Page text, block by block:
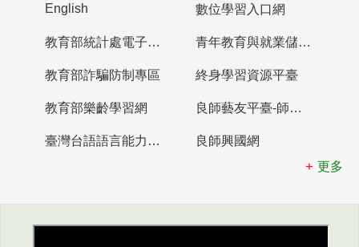
English 數位學習入口網
教育部統計處電子書櫃 青年教育與就業儲蓄帳戶
教育部詐騙防制專區 終身學習資源平臺
教育部樂齡學習網 良師藝友平臺-師資培育整合平臺
臺灣台語語言能力認證網站
良師興國網
更多